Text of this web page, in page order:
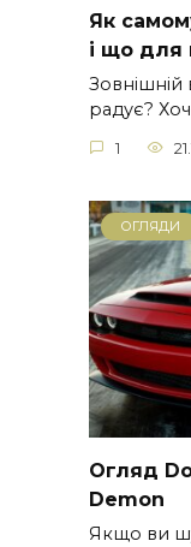
Як
і що для
Зовнішній
радує?
1
ОГЛЯДИ
Огляд
Demon
Якщо ви